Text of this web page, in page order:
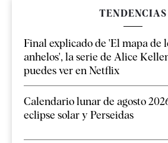
TENDENCIAS
Final explicado de 'El mapa de
anhelos', la serie de Alice
puedes ver en Netflix
Calendario lunar de agosto
eclipse solar y Perseidas